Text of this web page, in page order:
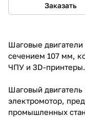
Заказать
Шаговые
сечением 107 мм,
ЧПУ и 3D-принтеры.
Шаговый
электромотор,
промышленных